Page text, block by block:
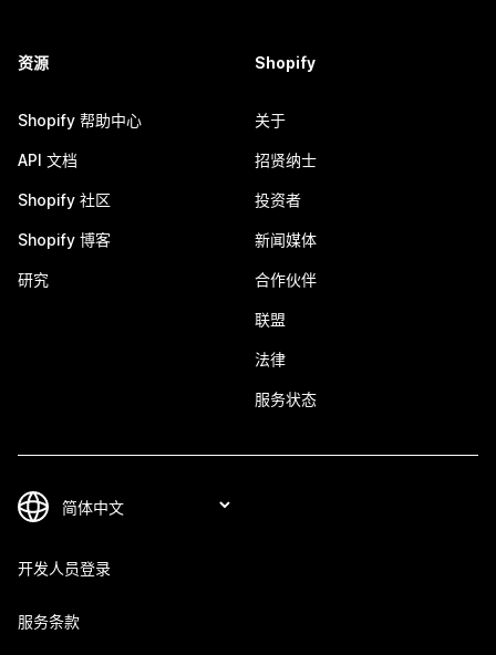
资源
Shopify 帮助中心
API 文档
Shopify 社区
Shopify 博客
研究
Shopify
关于
招贤纳士
投资者
新闻媒体
合作伙伴
联盟
法律
服务状态
开发人员登录
服务条款